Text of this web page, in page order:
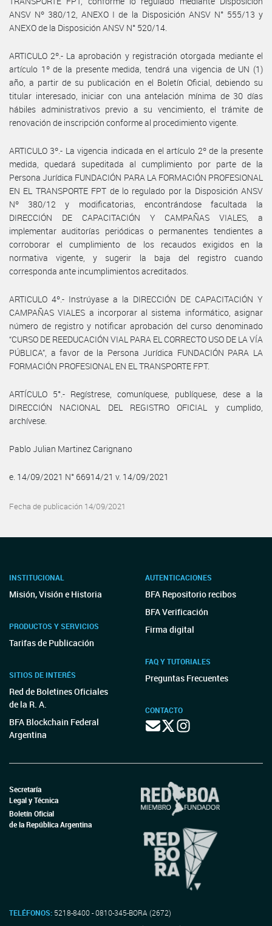
ANSV Nº 380/12, ANEXO I de la Disposición ANSV N° 555/13 y
ANEXO de la Disposición ANSV N° 520/14.
ARTICULO 2º.- La aprobación y registración otorgada mediante el
artículo 1º de la presente medida, tendrá una vigencia de UN (1)
año, a partir de su publicación en el Boletín Oficial, debiendo su
titular interesado, iniciar con una antelación mínima de 30 días
hábiles administrativos previo a su vencimiento, el trámite de
renovación de inscripción conforme al procedimiento vigente.
ARTICULO 3º.- La vigencia indicada en el artículo 2º de la presente
medida, quedará supeditada al cumplimiento por parte de la
Persona Jurídica FUNDACIÓN PARA LA FORMACIÓN PROFESIONAL
EN EL TRANSPORTE FPT de lo regulado por la Disposición ANSV
Nº 380/12 y modificatorias, encontrándose facultada la
DIRECCIÓN DE CAPACITACIÓN Y CAMPAÑAS VIALES, a
implementar auditorías periódicas o permanentes tendientes a
corroborar el cumplimiento de los recaudos exigidos en la
normativa vigente, y sugerir la baja del registro cuando
corresponda ante incumplimientos acreditados.
ARTICULO 4º.- Instrúyase a la DIRECCIÓN DE CAPACITACIÓN Y
CAMPAÑAS VIALES a incorporar al sistema informático, asignar
número de registro y notificar aprobación del curso denominado
“CURSO DE REEDUCACIÓN VIAL PARA EL CORRECTO USO DE LA VÍA
PÚBLICA”, a favor de la Persona Jurídica FUNDACIÓN PARA LA
FORMACIÓN PROFESIONAL EN EL TRANSPORTE FPT.
ARTÍCULO 5°.- Regístrese, comuníquese, publíquese, dese a la
DIRECCIÓN NACIONAL DEL REGISTRO OFICIAL y cumplido,
archívese.
Pablo Julian Martinez Carignano
e. 14/09/2021 N° 66914/21 v. 14/09/2021
Fecha de publicación 14/09/2021
INSTITUCIONAL
Misión, Visión e Historia
PRODUCTOS Y SERVICIOS
Tarifas de Publicación
SITIOS DE INTERÉS
Red de Boletines Oficiales
de la R. A.
BFA Blockchain Federal
Argentina
AUTENTICACIONES
BFA Repositorio recibos
BFA Verificación
Firma digital
FAQ Y TUTORIALES
Preguntas Frecuentes
CONTACTO
Secretaría
Legal y Técnica
Boletín Oficial
de la República Argentina
TELÉFONOS: 5218-8400 - 0810-345-BORA (2672)